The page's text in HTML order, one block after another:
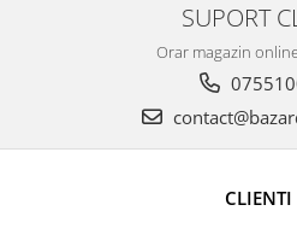
SUPORT
Orar magazin
CLIENTI